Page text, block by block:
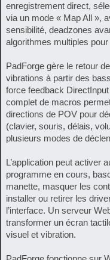
enregistrement direct,
via un mode « Map All »,
sensibilité, deadzones
algorithmes multiples
PadForge gère le retour
vibrations à partir des
force feedback
complet de macros
directions de POV pour
(clavier, souris, délais,
plusieurs modes de
L’application peut activer
programme en cours,
manette, masquer les
installer ou retirer les
l’interface. Un serveur
transformer un écran
visuel et vibration.